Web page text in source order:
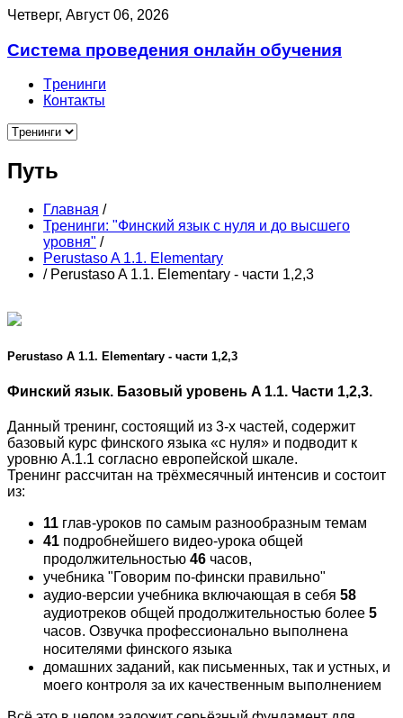
Четверг, Август 06, 2026
Система проведения онлайн обучения
Tренинги
Контакты
Путь
Главная /
Тренинги: "Финский язык с нуля и до высшего
уровня" /
Perustaso A 1.1. Elementary
/ Perustaso A 1.1. Elementary - части 1,2,3
Perustaso A 1.1. Elementary - части 1,2,3
Финский язык. Базовый уровень A 1.1. Части 1,2,3.
Данный тренинг, состоящий из 3-х частей, содержит
базовый курс финского языка «с нуля» и подводит к
уровню А.1.1 согласно европейской шкале.
Тренинг рассчитан на трёхмесячный интенсив и состоит
из:
11 глав-уроков по самым разнообразным темам
41 подробнейшего видео-урока общей
продолжительностью 46 часов,
учебника "Говорим по-фински правильно"
аудио-версии учебника включающая в себя 58
аудиотреков общей продолжительностью более 5
часов. Озвучка профессионально выполнена
носителями финского языка
домашних заданий, как письменных, так и устных, и
моего контроля за их качественным выполнением